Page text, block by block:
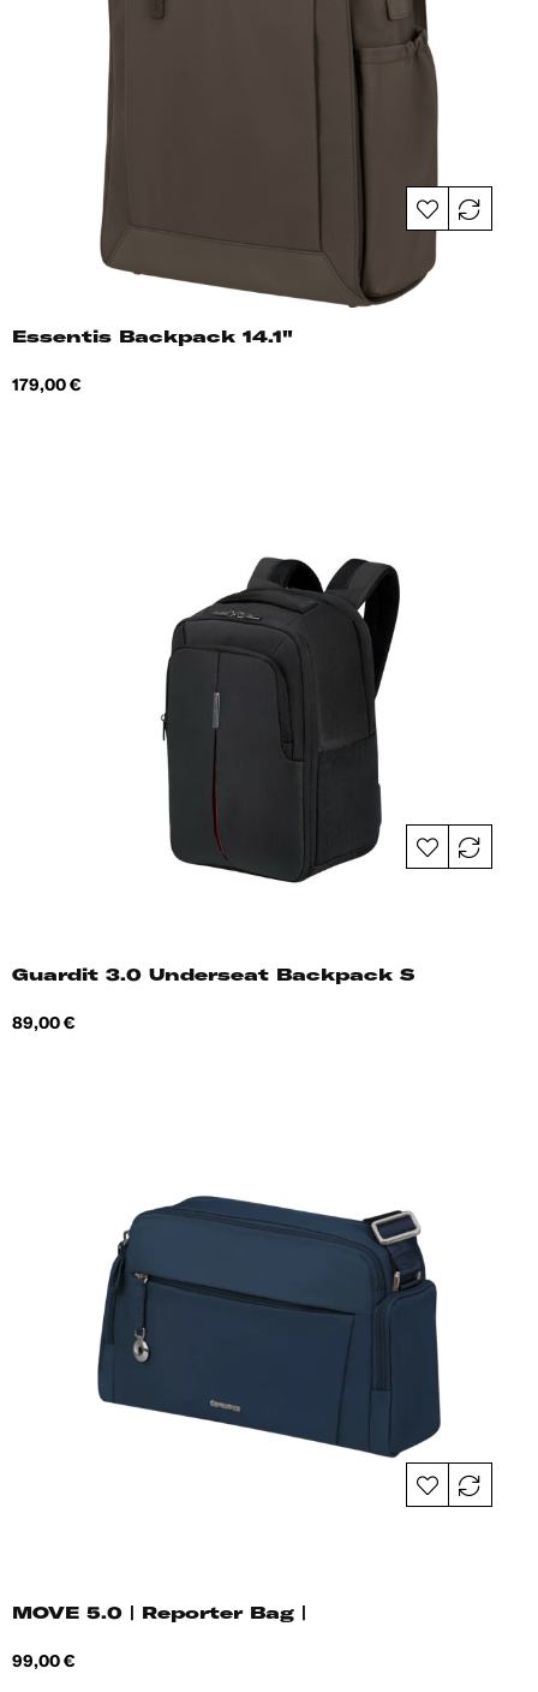
Essentis Backpack 14.1"
Hind
179,00 €
Guardit 3.0 Underseat Backpack S
Hind
89,00 €
MOVE 5.0 | Reporter Bag |
Hind
99,00 €